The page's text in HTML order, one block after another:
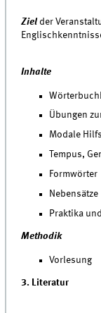
Ziel der
Inhalte
Übungen
Modale
Tempus,
Formwörter
Nebensätze
Praktika
Methodik
Vorlesung
3. Literatur